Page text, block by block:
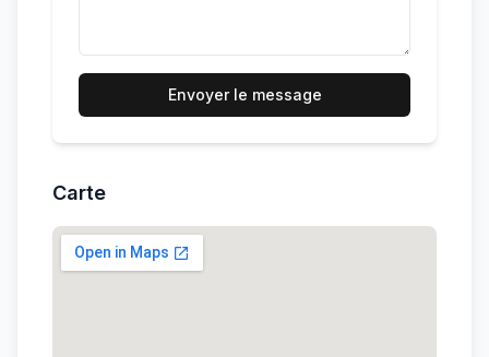
Envoyer le message
Carte